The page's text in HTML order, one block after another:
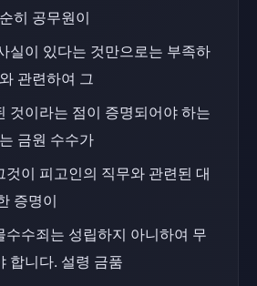
히 공무원이
실이 있다는 것만으로는 부족하
관련하여 그
것이라는 점이 증명되어야 하는
금원 수수가
것이 피고인의 직무와 관련된 대
증명이
수수죄는 성립하지 아니하여 무
합니다. 설령 금품